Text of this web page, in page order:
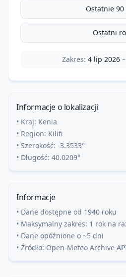
Ostatnie
Ostatni
Zakres: 4 lip 2026–
Informacje o lokalizacji
• Kraj: Kenia
• Region: Kilifi
• Szerokość: -3.3533°
• Długość: 40.0209°
Informacje
• Dane dostępne od 1940 roku
• Maksymalny zakres: 1 rok na
• Dane opóźnione o ~5 dni
• Źródło: Open-Meteo Archive